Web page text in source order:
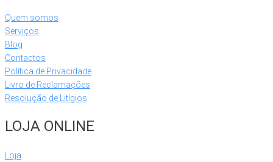
Quem somos
Serviços
Blog
Contactos
Política de Privacidade
Livro de Reclamações
Resolução de Litígios
LOJA ONLINE
Loja